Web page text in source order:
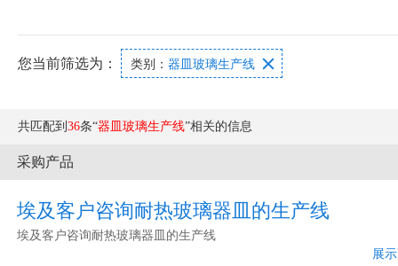
您当前筛选为： 类别： 器皿玻璃生产线 
共匹配到 36条“器皿玻璃生产线”相关的信息
采购产品
埃及客户咨询耐热玻璃器皿的生产线
埃及客户咨询耐热玻璃器皿的生产线
展